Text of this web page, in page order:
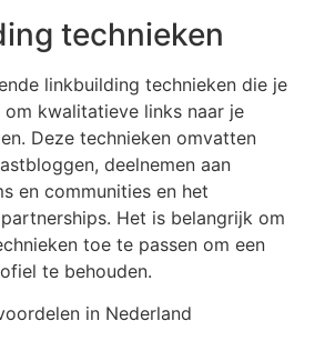
technieken
linkbuilding technieken die je
om kwalitatieve links naar je
Deze technieken omvatten
deelnemen aan
en communities en het
Het is belangrijk om
toe te passen om een
te behouden.